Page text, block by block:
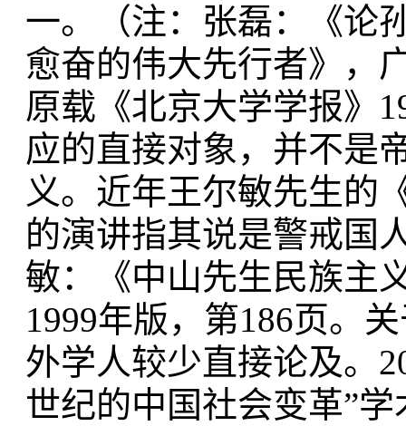
一。（注：张磊：《论
愈奋的伟大先行者》，
原载《北京大学学报》
应的直接对象，并不是
义。近年王尔敏先生的
的演讲指其说是警戒国
敏：《中山先生民族主
1999年版，第186页。
外学人较少直接论及。
世纪的中国社会变革”